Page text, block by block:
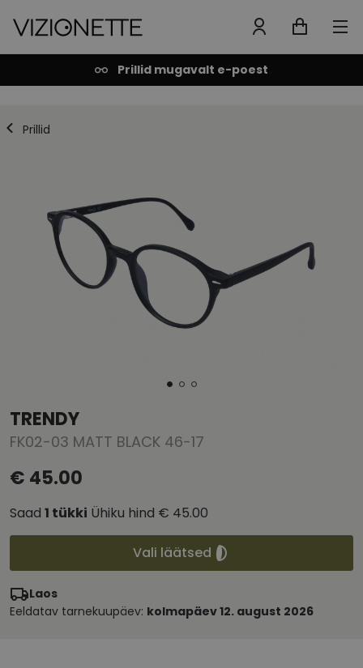
Prillid mugavalt e-poest
Prillid
TRENDY
FK02-03 MATT BLACK 46-17
€ 45.00
Saad 1 tükki Ühiku hind € 45.00
Vali läätsed
Laos
Eeldatav tarnekuupäev: kolmapäev 12. august 2026